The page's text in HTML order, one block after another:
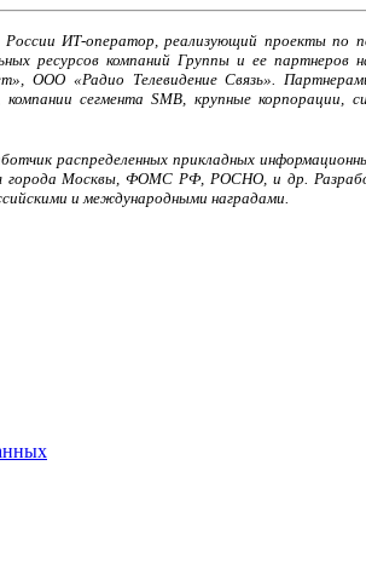
ИТ-оператор, реализующий проекты по
ресурсов компаний Группы и ее
ООО «Радио Телевидение Связь».
сегмента SMB, крупные
распределенных прикладных
города Москвы, ФОМС РФ, РОСНО, и др.
и международными наградами.